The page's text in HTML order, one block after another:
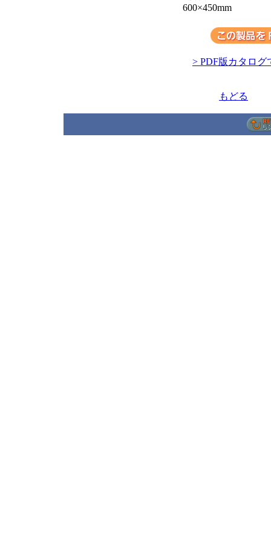
600×450mm
> PDF版カタログ
もどる